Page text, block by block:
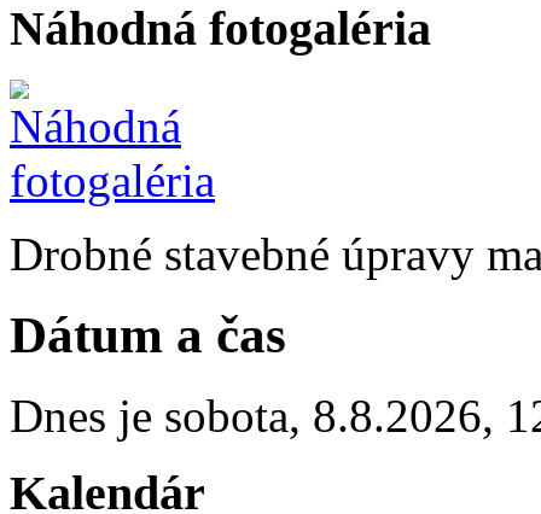
Náhodná fotogaléria
Drobné stavebné úpravy
Dátum a čas
Dnes je sobota, 8.8.2026,
Kalendár